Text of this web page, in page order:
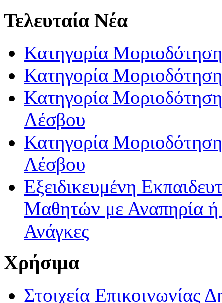
Τελευταία Νέα
Κατηγορία
Κατηγορία
Κατηγορία
Λέσβου
Κατηγορία
Λέσβου
Εξειδικευμένη
Μαθητών με Αναπηρία ή /
Ανάγκες
Χρήσιμα
Στοιχεία Επικοινωνίας